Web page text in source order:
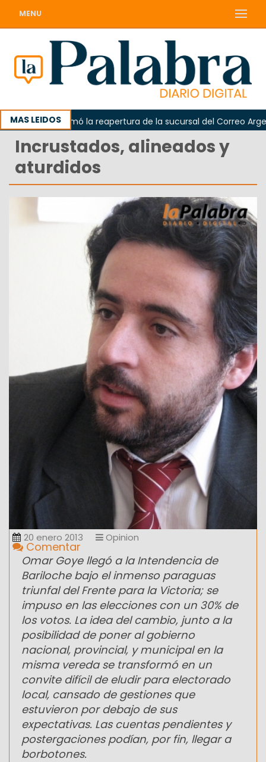
MENU
MAS LEIDOS
reclamó la reapertura de la sucursal del Correo Argentino
Incrustados, alineados y
aturdidos
20 enero 2013 Opinion
Comentar
Omar Goye llegó a la Intendencia de
Bariloche bajo el inmenso paraguas
triunfal del Frente para la Victoria; se
impuso en las elecciones con un 30% de
los votos. La idea del cambio, junto a la
posibilidad de poner al gobierno
nacional, provincial, y municipal en la
misma vereda se transformó en un
convite difícil de eludir para electorado
local, cansado de gestiones que
estuvieron por debajo de sus
expectativas. Las cuentas pendientes y
postergaciones podían, por fin, llegar a
borbotones.